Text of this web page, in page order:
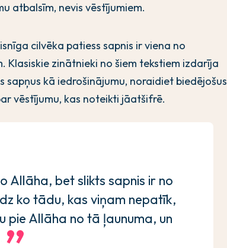
atbalsīm, nevis vēstījumiem.
cilvēka patiess sapnis ir viena no
Klasiskie zinātnieki no šiem tekstiem izdarīja
sapņus kā iedrošinājumu, noraidiet biedējošus
vēstījumu, kas noteikti jāatšifrē.
Allāha, bet slikts sapnis ir no
ko tādu, kas viņam nepatīk,
pie Allāha no tā ļaunuma, un